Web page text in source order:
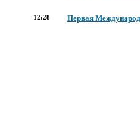
12:28 Первая